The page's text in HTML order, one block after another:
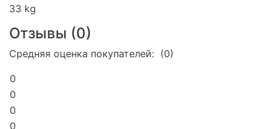
33 kg
Отзывы (0)
Средняя оценка покупателей: (0)
0
0
0
0